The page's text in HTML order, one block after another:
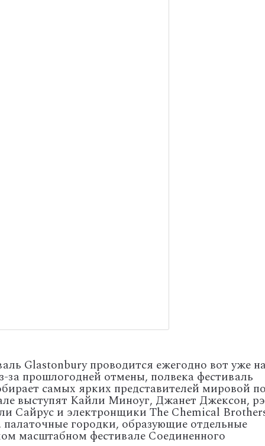
Glastonbury проводится ежегодно вот уже
за прошлогодней отмены, полвека фестиваль
самых ярких представителей мировой
выступят Кайли Миноуг, Джанет Джексон,
Сайрус и электронщики The Chemical
городки, образующие отдельные
масштабном фестивале Соединенного